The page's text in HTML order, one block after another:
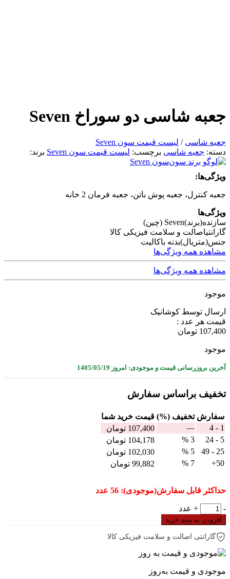
جعبه شاسی دو سوراخ Seven
جعبه شاسی / لیست قیمت سون Seven
دسته: جعبه شاسی برچسب: لیست قیمت سون Seven
برند:
سون Seven
ویژگی‌ها:
جعبه کنترل، جعبه پوش باتن، جعبه فرمان 2 خانه
ویژگی‌ها
سازنده(برند)Seven (چین)
گارانتیاصالت و سلامت فیزیکی کالا
جنس(متریال)بدنه باکالیت
مشاهده همه ویژگی‌ها
مشاهده همه ویژگی‌ها
موجود
ارسال توسط کوشانیک
قیمت هر عدد :
107,400 تومان
موجود
آخرین بروزرسانی قیمت و موجودی: امروز 1405/05/19
تخفیف براساس سفارش
سفارش تخفیف (%) قيمت خرید شما
1 - 4
—
107,400 تومان
5 - 24
3 %
104,178 تومان
25 - 49
5 %
102,030 تومان
50+
7 %
99,882 تومان
حداکثر قابل سفارش(موجودی): 56 عدد
جعبه
شاسی
دو
سوراخ
Seven
عدد
-
+ عدد
افزودن به سبد خرید
گارانتی اصالت و سلامت فیزیکی کالا
موجودی و قیمت به‌روز